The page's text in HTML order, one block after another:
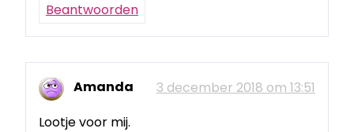
Beantwoorden
Amanda
3 december 2018 om 13:51
Lootje voor mij.